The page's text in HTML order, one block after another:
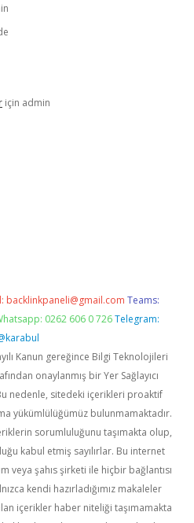
için admin
backlinkpaneli@gmail.com Teams:
0262 606 0 726 Telegram:
Kanun gereğince Bilgi Teknolojileri
onaylanmış bir Yer Sağlayıcı
nedenle, sitedeki içerikleri proaktif
yükümlülüğümüz bulunmamaktadır.
sorumluluğunu taşımakta olup,
kabul etmiş sayılırlar. Bu internet
veya şahıs şirketi ile hiçbir bağlantısı
kendi hazırladığımız makaleler
içerikler haber niteliği taşımamakta